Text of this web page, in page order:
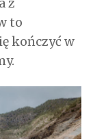
z
to
kończyć w